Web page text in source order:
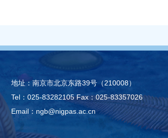
地址：南京市北京东路39号（210008）
Tel：025-83282105 Fax：025-83357026
Email：ngb@nigpas.ac.cn